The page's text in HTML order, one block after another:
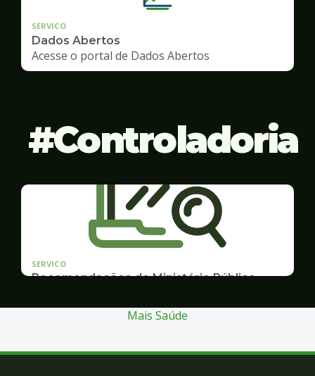
SERVICO
Dados Abertos
Acesse o portal de Dados Abertos
Controladoria
SERVICO
Recomendações do Ministério Público
Mais Saúde